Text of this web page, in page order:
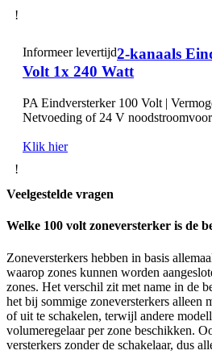
!
Informeer levertijd2-kanaals
Volt 1x 240 Watt
PA Eindversterker 100 Volt |
Netvoeding of 24 V
Klik hier
!
Veelgestelde vragen
Welke 100 volt zoneversterker is de
Zoneversterkers hebben in basis
waarop zones kunnen worden
zones. Het verschil zit met name in de
het bij sommige zoneversterkers alleen
of uit te schakelen, terwijl andere
volumeregelaar per zone beschikken.
versterkers zonder de schakelaar, dus